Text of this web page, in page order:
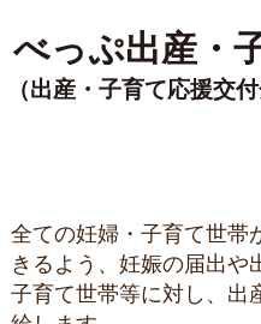
べっぷ出産・
（出産・子育て応援交
全ての妊婦・子育て世帯
きるよう、妊娠の届出や
子育て世帯等に対し、出